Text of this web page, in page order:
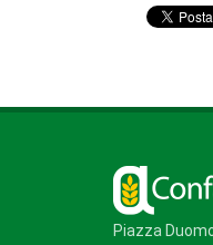
Piazza